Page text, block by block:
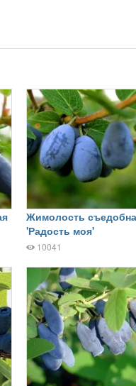
Жимолость
'Радость моя'
10041